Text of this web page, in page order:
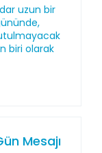
uzun bir
biri olarak
Mesajı